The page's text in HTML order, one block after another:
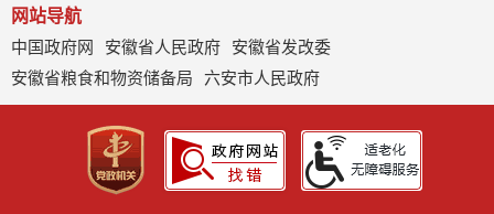
网站导航
中国政府网
安徽省人民政府
安徽省发改委
安徽省粮食和物资储备局
六安市人民政府